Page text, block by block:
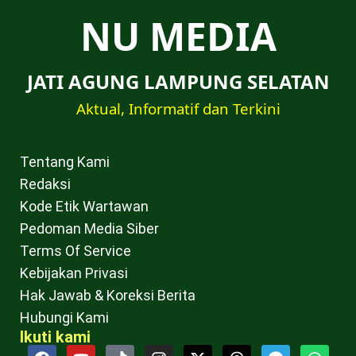
NU MEDIA
JATI AGUNG LAMPUNG SELATAN
Aktual, Informatif dan Terkini
Tentang Kami
Redaksi
Kode Etik Wartawan
Pedoman Media Siber
Terms Of Service
Kebijakan Privasi
Hak Jawab & Koreksi Berita
Hubungi Kami
Ikuti kami